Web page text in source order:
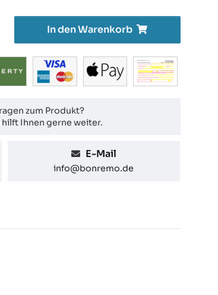
In den Warenkorb
zum Produkt?
Ihnen gerne weiter.
E-Mail
info@bonremo.de